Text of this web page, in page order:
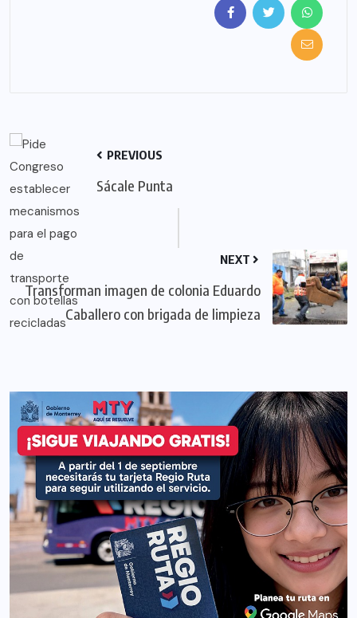
PREVIOUS
Sácale Punta
NEXT
Transforman imagen de colonia Eduardo
Caballero con brigada de limpieza